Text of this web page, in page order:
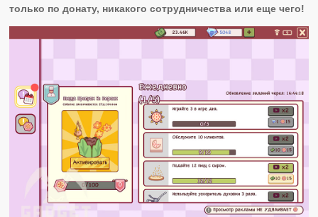
только по донату, никакого сотрудничества или еще чего!